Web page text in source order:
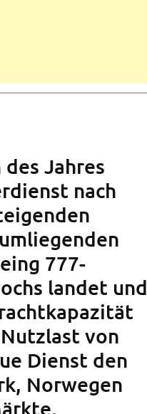
Jahres
nach
777-
landet und
von
Dienst den
Norwegen